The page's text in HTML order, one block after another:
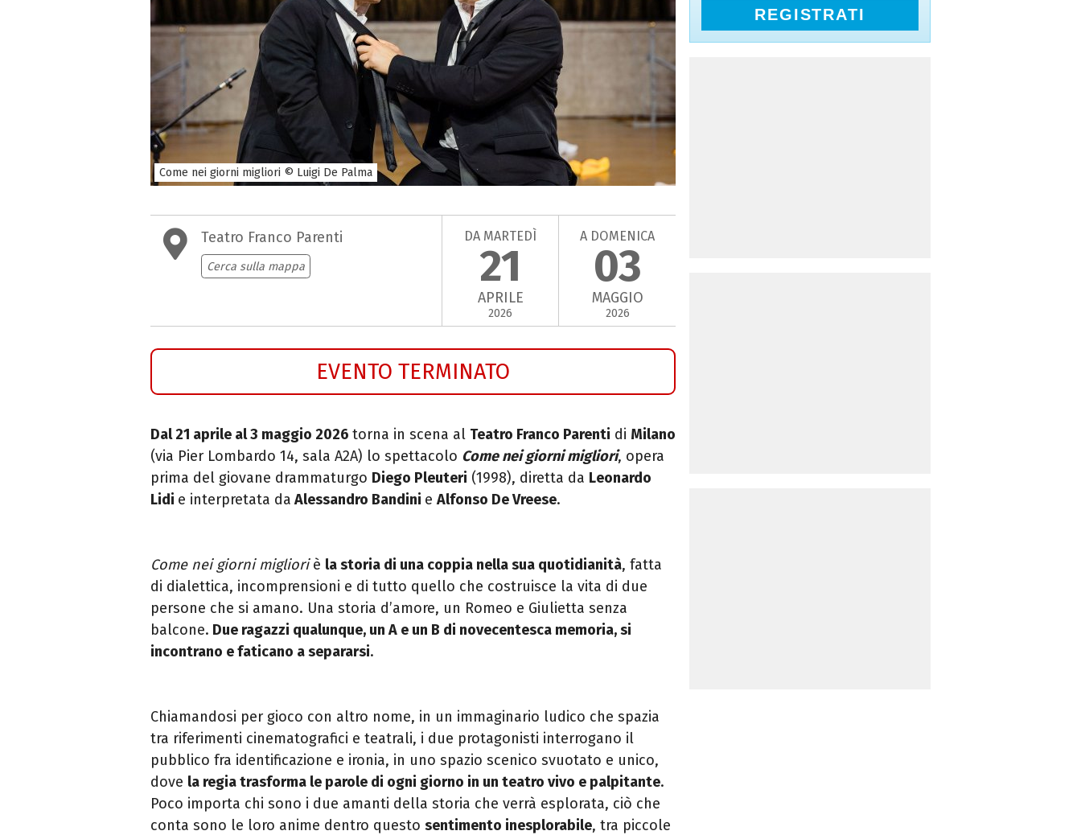
Come nei giorni migliori © Luigi De Palma
Teatro Franco Parenti
Cerca sulla mappa
DA MARTEDÌ
21
APRILE
2026
A DOMENICA
03
MAGGIO
2026
EVENTO TERMINATO
Dal 21 aprile al 3 maggio 2026 torna in scena al Teatro Franco Parenti di Milano
(via Pier Lombardo 14, sala A2A) lo spettacolo Come nei giorni migliori, opera
prima del giovane drammaturgo Diego Pleuteri (1998), diretta da Leonardo
Lidi e interpretata da Alessandro Bandini e Alfonso De Vreese.
Come nei giorni miglioriè la storia di una coppia nella sua quotidianità, fatta
di dialettica, incomprensioni e di tutto quello che costruisce la vita di due
persone che si amano. Una storia d’amore, un Romeo e Giulietta senza
balcone. Due ragazzi qualunque, un A e un B di novecentesca memoria, si
incontrano e faticano a separarsi.
Chiamandosi per gioco con altro nome, in un immaginario ludico che spazia
tra riferimenti cinematografici e teatrali, i due protagonisti interrogano il
pubblico fra identificazione e ironia, in uno spazio scenico svuotato e unico,
dove la regia trasforma le parole di ogni giorno in un teatro vivo e palpitante.
Poco importa chi sono i due amanti della storia che verrà esplorata, ciò che
conta sono le loro anime dentro questo sentimento inesplorabile, tra piccole
REGISTRATI